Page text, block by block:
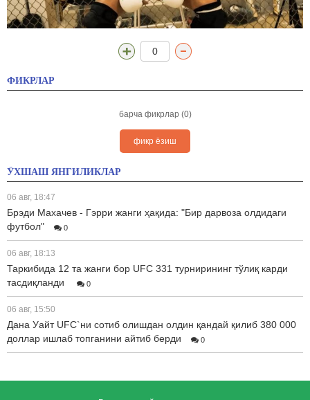
0
ФИКРЛАР
барча фикрлар (0)
фикр ёзиш
ЎХШАШ ЯНГИЛИКЛАР
06 авг, 18:47
Брэди Махачев - Гэрри жанги ҳақида: "Бир дарвоза олдидаги
футбол"
0
06 авг, 18:13
Таркибида 12 та жанги бор UFC 331 турнирининг тўлиқ карди
тасдиқланди
0
06 авг, 15:50
Дана Уайт UFC`ни сотиб олишдан олдин қандай қилиб 380 000
доллар ишлаб топганини айтиб берди
0